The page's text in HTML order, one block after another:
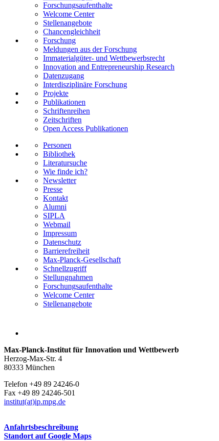
Forschungsaufenthalte
Welcome Center
Stellenangebote
Chancengleichheit
Forschung
Meldungen aus der Forschung
Immaterialgüter- und Wettbewerbsrecht
Innovation and Entrepreneurship Research
Datenzugang
Interdisziplinäre Forschung
Projekte
Publikationen
Schriftenreihen
Zeitschriften
Open Access Publikationen
Personen
Bibliothek
Literatursuche
Wie finde ich?
Newsletter
Presse
Kontakt
Alumni
SIPLA
Webmail
Impressum
Datenschutz
Barrierefreiheit
Max-Planck-Gesellschaft
Schnellzugriff
Stellungnahmen
Forschungsaufenthalte
Welcome Center
Stellenangebote
Max-Planck-Institut für Innovation und Wettbewerb
Herzog-Max-Str. 4
80333 München
Telefon +49 89 24246-0
Fax +49 89 24246-501
institut(at)ip.mpg.de
Anfahrtsbeschreibung
Standort auf Google Maps